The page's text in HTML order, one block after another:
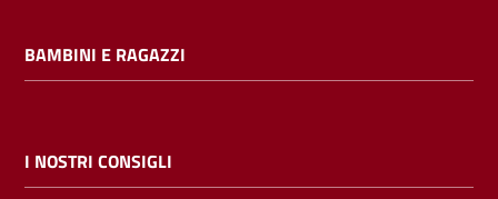
cataloghi
BAMBINI E RAGAZZI
I NOSTRI CONSIGLI